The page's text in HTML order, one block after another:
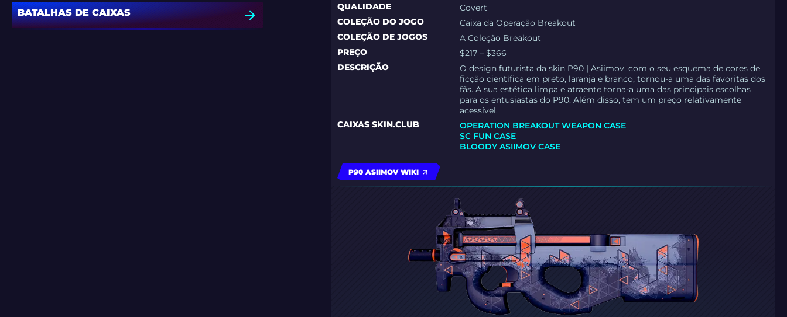
BATALHAS DE CAIXAS
QUALIDADE
Covert
COLEÇÃO DO JOGO
Caixa da Operação Breakout
COLEÇÃO DE JOGOS
A Coleção Breakout
PREÇO
$217 – $366
DESCRIÇÃO
O design futurista da skin P90 | Asiimov, com o seu esquema de cores de
ficção científica em preto, laranja e branco, tornou-a uma das favoritas dos
fãs. A sua estética limpa e atraente torna-a uma das principais escolhas
para os entusiastas do P90. Além disso, tem um preço relativamente
acessível.
CAIXAS SKIN.CLUB
OPERATION BREAKOUT WEAPON CASE
SC FUN CASE
BLOODY ASIIMOV CASE
P90 ASIIMOV WIKI